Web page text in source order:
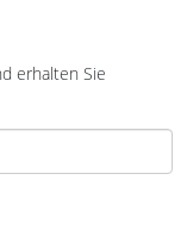
erhalten Sie